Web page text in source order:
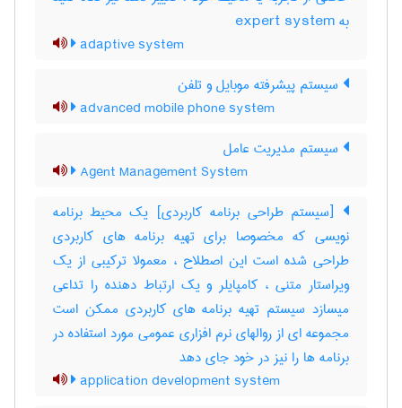
به ‎ expert system
adaptive system
سیستم پیشرفته موبایل و تلفن
advanced mobile phone system
سیستم مدیریت عامل
Agent Management System
[سیستم طراحی برنامه کاربردی] یک محیط برنامه
نویسی که مخصوصا برای تهیه برنامه های کاربردی
طراحی شده است این اصطلاح ، معمولا ترکیبی از یک
ویراستار متنی ، کامپایلر و یک ارتباط دهنده را تداعی
میسازد سیستم تهیه برنامه های کاربردی ممکن است
مجموعه ای از روالهای نرم افزاری عمومی مورد استفاده در
برنامه ها را نیز در خود جای دهد
application development system